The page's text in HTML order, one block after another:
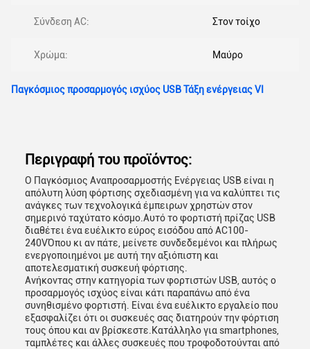
Σύνδεση AC: Στον τοίχο
Χρώμα: Μαύρο
Παγκόσμιος προσαρμογός ισχύος USB Τάξη ενέργειας VI
Περιγραφή του προϊόντος:
Ο Παγκόσμιος Αναπροσαρμοστής Ενέργειας USB είναι η
απόλυτη λύση φόρτισης σχεδιασμένη για να καλύπτει τις
ανάγκες των τεχνολογικά έμπειρων χρηστών στον
σημερινό ταχύτατο κόσμο.Αυτό το φορτιστή πρίζας USB
διαθέτει ένα ευέλικτο εύρος εισόδου από AC100-
240VΌπου κι αν πάτε, μείνετε συνδεδεμένοι και πλήρως
ενεργοποιημένοι με αυτή την αξιόπιστη και
αποτελεσματική συσκευή φόρτισης.
Ανήκοντας στην κατηγορία των φορτιστών USB, αυτός ο
προσαρμογός ισχύος είναι κάτι παραπάνω από ένα
συνηθισμένο φορτιστή. Είναι ένα ευέλικτο εργαλείο που
εξασφαλίζει ότι οι συσκευές σας διατηρούν την φόρτιση
τους όπου και αν βρίσκεστε.Κατάλληλο για smartphones,
ταμπλέτες και άλλες συσκευές που τροφοδοτούνται από